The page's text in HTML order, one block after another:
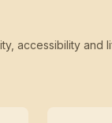
accessibility and